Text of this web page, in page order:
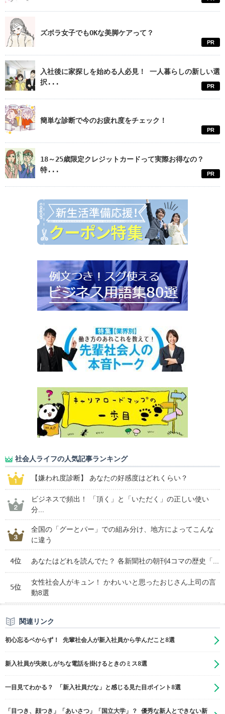
ズボラ女子でもOKな美脚ケアって？
PR
入社後に家探しを始める人必見！ 一人暮らしの新しい選
択...
PR
簡単な診断で今のお疲れ度をチェック！
PR
18～25歳限定クレジットカードって実際お得なの？
特...
PR
社会人ライフの人気記事ランキング
【嫌われ度診断】 あなたの好感度はどれくらい？
ビジネスで頻出！ 「頂く」と「いただく」の正しい使い
分...
全国の「グーとパー」での組み分け、地方によってこんな
に違う
4位 あなたはどれを読んでた？ 各新聞社の朝刊4コマの歴史「...
5位
女性社会人がキュン！ かわいいと思ったおじさん上司の言
動8選
関連リンク
初心忘るベからず！ 先輩社会人が新入社員から学んだこと8選
新入社員が失敗しがちな電話を掛けるときのミス8選
一目見てわかる？ 「新入社員だな」と感じる見た目ポイント8選
「目つき、顔つき」「あいさつ」「国立大学」？ 優秀な新人とできない新